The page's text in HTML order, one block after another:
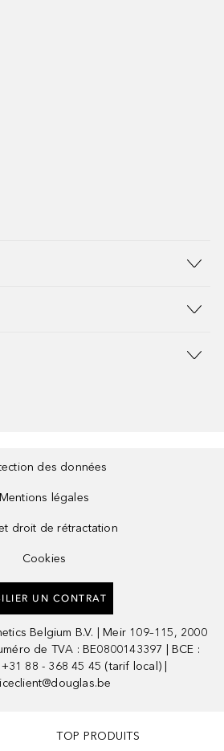
des données
Mentions légales
droit de rétractation
Cookies
UN CONTRAT
Belgium B.V. | Meir 109–115, 2000
de TVA : BE0800143397 | BCE :
88 - 368 45 45 (tarif local) |
TOP PRODUITS